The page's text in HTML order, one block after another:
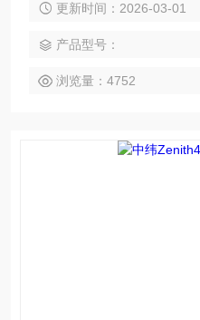
产品。采用加拿大诺瓦泰卫
的各种的需求。
更新时间：2026-03-01
产品型号：
浏览量：4752